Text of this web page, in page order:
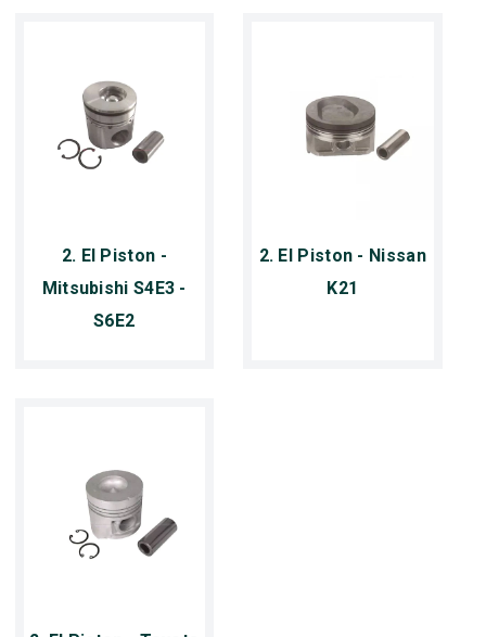
2. El Piston -
Mitsubishi S4E3 -
S6E2
2. El Piston - Nissan
K21